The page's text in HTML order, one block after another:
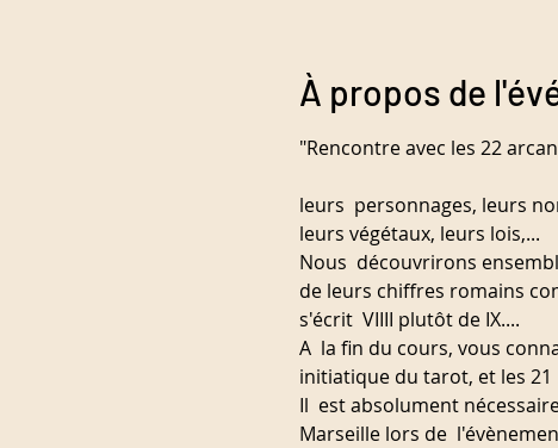
À propos de
"Rencontre avec les 22
leurs  personnages, leurs
leurs végétaux, leurs lois,...
Nous  découvrirons
de leurs chiffres romains
s'écrit  VIIII plutôt de IX....
A  la fin du cours, vous
initiatique du tarot, et les 21
Il  est absolument
Marseille lors de